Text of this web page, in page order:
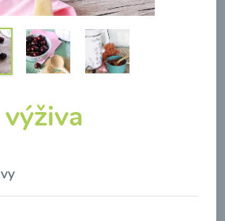
Zobraziť
a akcií
na Newsletter súhlasím so
údajov pre účely